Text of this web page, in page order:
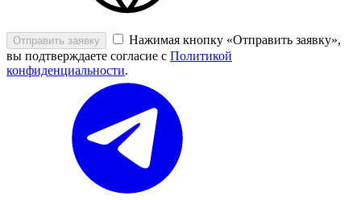
Отправить заявку
Нажимая кнопку «Отправить заявку»,
вы подтверждаете согласие с Политикой
конфиденциальности.